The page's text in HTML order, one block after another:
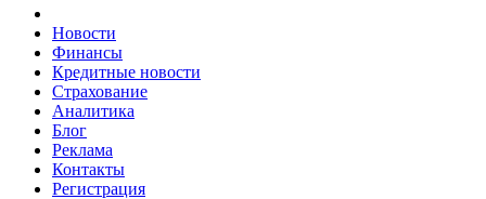
Новости
Финансы
Кредитные новости
Страхование
Аналитика
Блог
Реклама
Контакты
Регистрация